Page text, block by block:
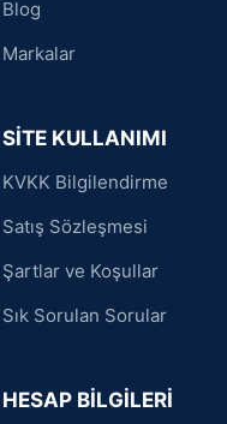
Blog
Markalar
SİTE KULLANIMI
KVKK Bilgilendirme
Satış Sözleşmesi
Şartlar ve Koşullar
Sık Sorulan Sorular
HESAP BİLGİLERİ